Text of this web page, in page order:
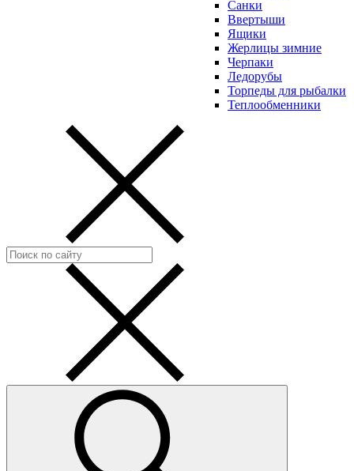
Санки
Ввертыши
Ящики
Жерлицы зимние
Черпаки
Ледорубы
Торпеды для рыбалки
Теплообменники